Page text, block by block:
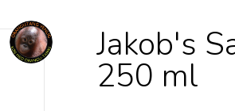
Jakob's
250 ml